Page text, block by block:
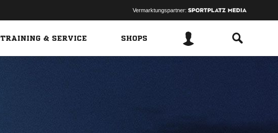
Vermarktungspartner:
TRAINING & SERVICE SHOPS